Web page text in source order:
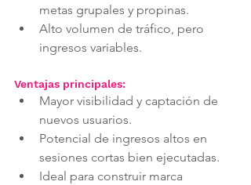
metas grupales y propinas.
Alto volumen de tráfico, pero
ingresos variables.
Ventajas principales:
Mayor visibilidad y captación de
nuevos usuarios.
Potencial de ingresos altos en
sesiones cortas bien ejecutadas.
Ideal para construir marca